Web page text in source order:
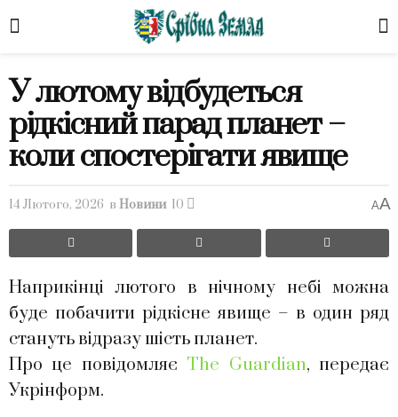
У лютому відбудеться
рідкісний парад планет –
коли спостерігати явище
14 Лютого, 2026 в Новини 10 AA
Наприкінці лютого в нічному небі можна
буде побачити рідкісне явище – в один ряд
стануть відразу шість планет.
Про це повідомляє The Guardian, передає
Укрінформ.